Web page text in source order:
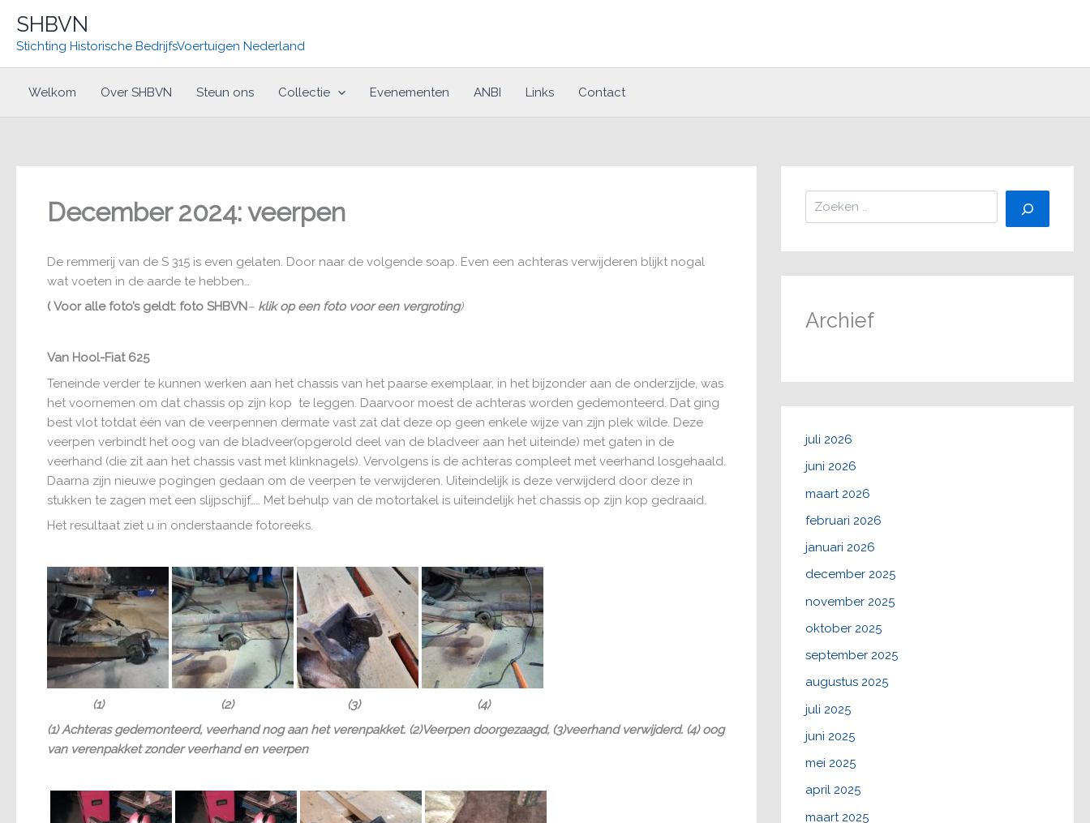
naar
inhoud
SHBVN
Stichting Historische BedrijfsVoertuigen Nederland
Welkom Over SHBVN Steun ons Collectie Evenementen ANBI Links Contact
December 2024: veerpen
De remmerij van de S 315 is even gelaten. Door naar de volgende soap. Even een achteras verwijderen blijkt nogal
wat voeten in de aarde te hebben…
(Voor alle foto’s geldt: foto SHBVN– klik op een foto voor een vergroting)
Van Hool-Fiat 625
Teneinde verder te kunnen werken aan het chassis van het paarse exemplaar, in het bijzonder aan de onderzijde, was
het voornemen om dat chassis op zijn kop te leggen. Daarvoor moest de achteras worden gedemonteerd. Dat ging
best vlot totdat één van de veerpennen dermate vast zat dat deze op geen enkele wijze van zijn plek wilde. Deze
veerpen verbindt het oog van de bladveer(opgerold deel van de bladveer aan het uiteinde) met gaten in de
veerhand (die zit aan het chassis vast met klinknagels). Vervolgens is de achteras compleet met veerhand losgehaald.
Daarna zijn nieuwe pogingen gedaan om de veerpen te verwijderen. Uiteindelijk is deze verwijderd door deze in
stukken te zagen met een slijpschijf….. Met behulp van de motortakel is uiteindelijk het chassis op zijn kop gedraaid.
Het resultaat ziet u in onderstaande fotoreeks.
(1) (2) (3) (4)
(1) Achteras gedemonteerd, veerhand nog aan het verenpakket. (2)Veerpen doorgezaagd, (3)veerhand verwijderd. (4) oog
van verenpakket zonder veerhand en veerpen
Archief
juli 2026
juni 2026
maart 2026
februari 2026
januari 2026
december 2025
november 2025
oktober 2025
september 2025
augustus 2025
juli 2025
juni 2025
mei 2025
april 2025
maart 2025